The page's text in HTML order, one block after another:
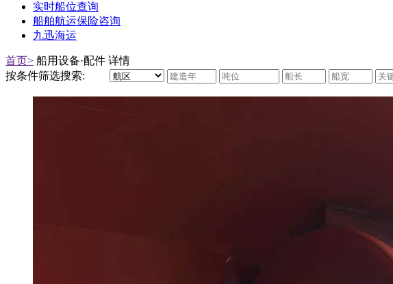
实时船位查询
船舶航运保险咨询
九迅海运
首页> 船用设备·配件 详情
按条件筛选搜索: